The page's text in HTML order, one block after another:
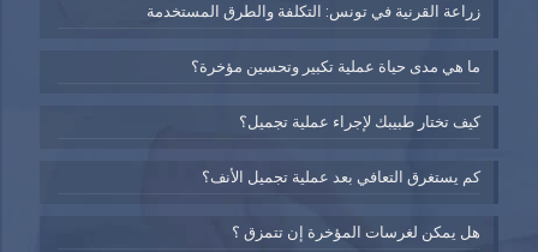
زراعة القرنية في تونس: التكلفة والطرق المستخدمة
ما هي مدى حياة عملية تكبير وتحسين مؤخرة؟
كيف تختار طبيبك لإجراء عملية تجميل؟
كم يستغرق التعافي بعد عملية تجميل الأنف؟
هل يمكن لغرسات المؤخرة إن تتمزق ؟